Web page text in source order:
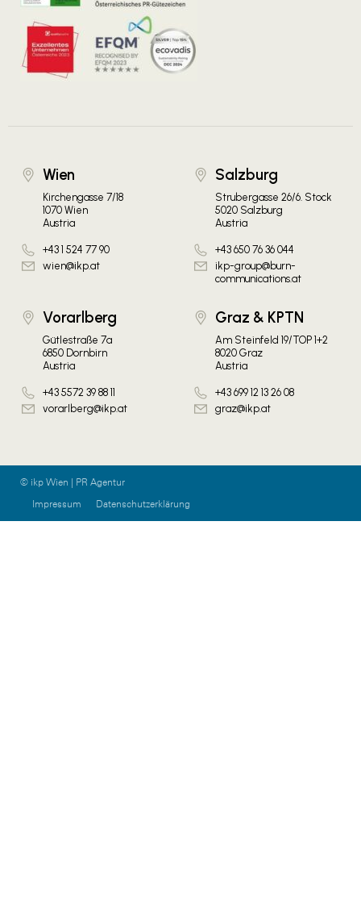
Wien
Kirchengasse 7/18
1070 Wien
Austria
+43 1 524 77 90
wien@ikp.at
Salzburg
Strubergasse 26/6. Stock
5020 Salzburg
Austria
+43 650 76 36 044
ikp-group@burn-
communications.at
Vorarlberg
Gütlestraße 7a
6850 Dornbirn
Austria
+43 5572 39 88 11
vorarlberg@ikp.at
Graz & KPTN
Am Steinfeld 19/TOP 1+2
8020 Graz
Austria
+43 699 12 13 26 08
graz@ikp.at
© ikp Wien | PR Agentur
Impressum
Datenschutzerklärung